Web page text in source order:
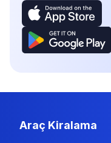
Araç Kiralama